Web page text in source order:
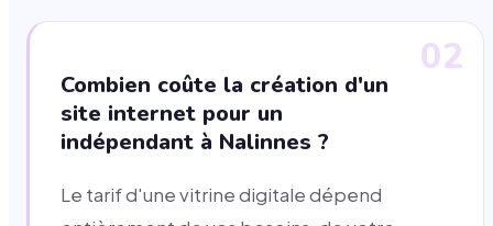
02
Combien coûte la création d'un
site internet pour un
indépendant à Nalinnes ?
Le tarif d'une vitrine digitale dépend